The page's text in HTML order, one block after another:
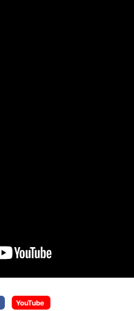
YouTube